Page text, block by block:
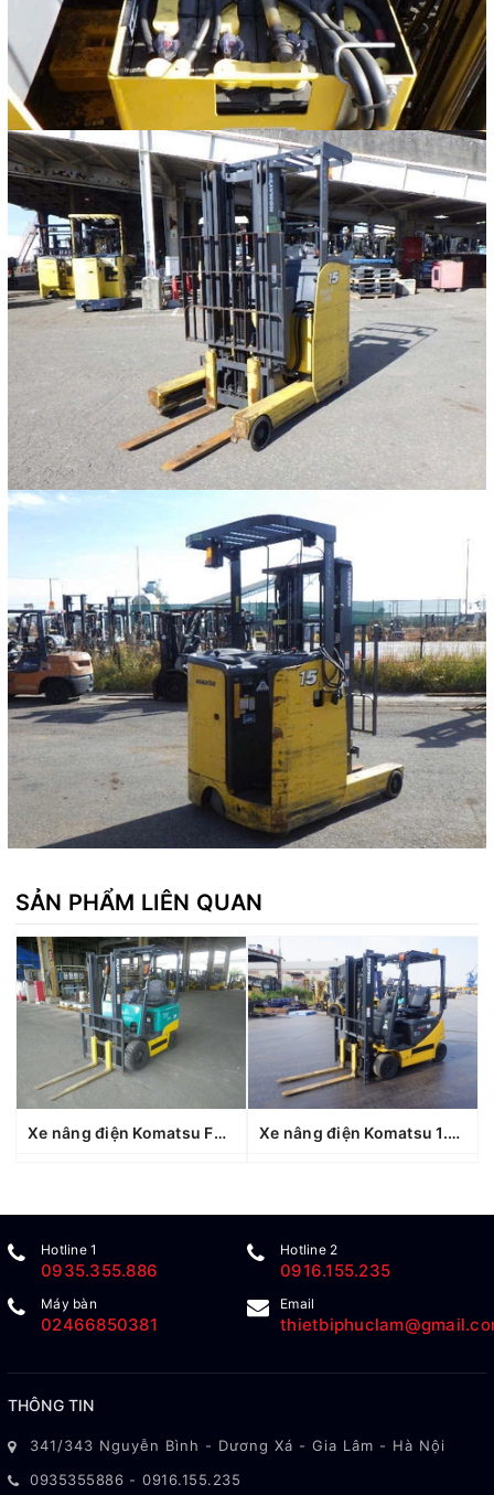
SẢN PHẨM LIÊN QUAN
Xe nâng điện Komatsu FB15EX-11 (812073), sản xuất năm 2006 Xe nâng điện Komatsu 1.5 tấn FB15-12 (857067), sản xuất năm 2021
Hotline 1
0935.355.886
Hotline 2
0916.155.235
Máy bàn
02466850381
Email
THÔNG TIN
341/343 Nguyễn Bình - Dương Xá - Gia Lâm - Hà Nội
0935355886 - 0916.155.235